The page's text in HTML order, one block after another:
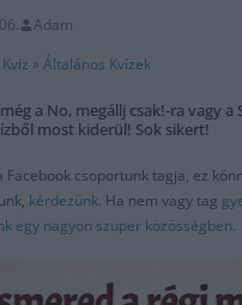
Adam
Kvíz » Általános Kvízek
a No, megállj csak!-ra vagy a
most kiderül! Sok sikert!
Facebook csoportunk tagja, ez
kérdezünk. Ha nem vagy tag
egy nagyon szuper közösségben.